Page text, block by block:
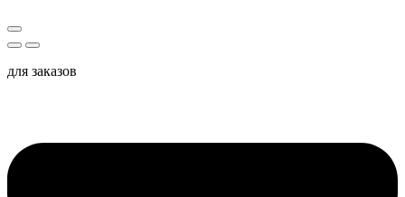
для заказов